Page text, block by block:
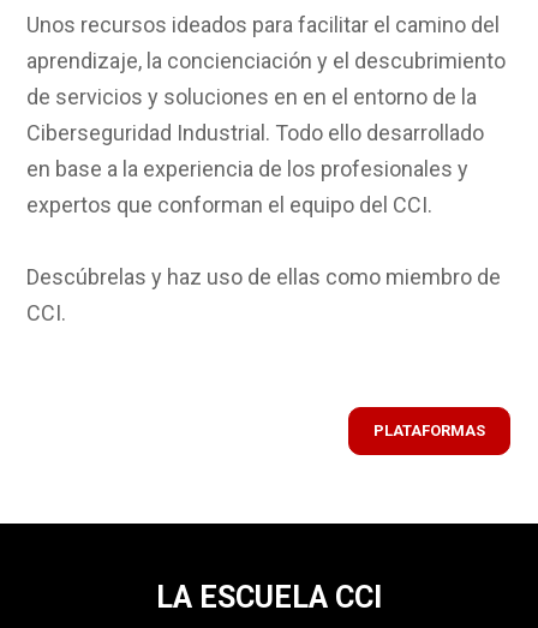
Unos recursos ideados para facilitar el camino del
aprendizaje, la concienciación y el descubrimiento
de servicios y soluciones en en el entorno de la
Ciberseguridad Industrial. Todo ello desarrollado
en base a la experiencia de los profesionales y
expertos que conforman el equipo del CCI.
Descúbrelas y haz uso de ellas como miembro de
CCI.
PLATAFORMAS
LA ESCUELA CCI